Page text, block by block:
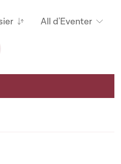
All d'Eventer